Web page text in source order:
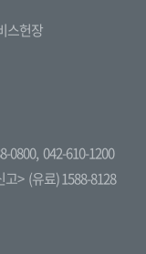
스헌장
0800, 042-610-1200
고> (유료) 1588-8128